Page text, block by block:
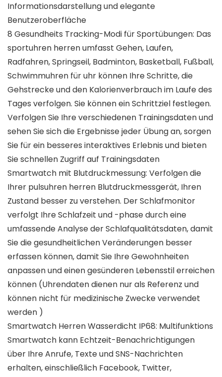
Informationsdarstellung und elegante
Benutzeroberfläche
8 Gesundheits Tracking-Modi für Sportübungen: Das
sportuhren herren umfasst Gehen, Laufen,
Radfahren, Springseil, Badminton, Basketball, Fußball,
Schwimmuhren für uhr können Ihre Schritte, die
Gehstrecke und den Kalorienverbrauch im Laufe des
Tages verfolgen. Sie können ein Schrittziel festlegen.
Verfolgen Sie Ihre verschiedenen Trainingsdaten und
sehen Sie sich die Ergebnisse jeder Übung an, sorgen
Sie für ein besseres interaktives Erlebnis und bieten
Sie schnellen Zugriff auf Trainingsdaten
Smartwatch mit Blutdruckmessung: Verfolgen die
Ihrer pulsuhren herren Blutdruckmessgerät, Ihren
Zustand besser zu verstehen. Der Schlafmonitor
verfolgt Ihre Schlafzeit und -phase durch eine
umfassende Analyse der Schlafqualitätsdaten, damit
Sie die gesundheitlichen Veränderungen besser
erfassen können, damit Sie Ihre Gewohnheiten
anpassen und einen gesünderen Lebensstil erreichen
können (Uhrendaten dienen nur als Referenz und
können nicht für medizinische Zwecke verwendet
werden )
Smartwatch Herren Wasserdicht IP68: Multifunktions
Smartwatch kann Echtzeit-Benachrichtigungen
über Ihre Anrufe, Texte und SNS-Nachrichten
erhalten, einschließlich Facebook, Twitter,